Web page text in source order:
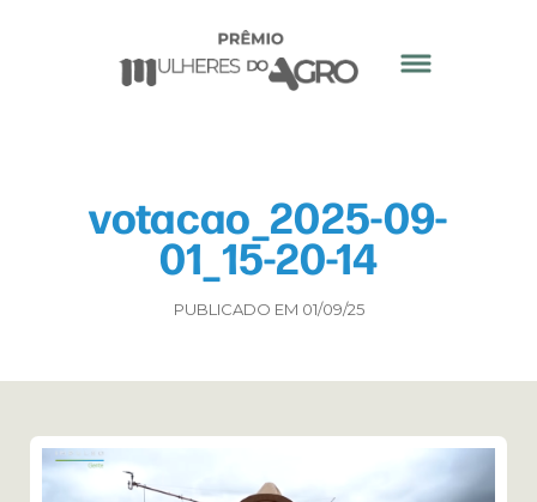
votacao_2025-09-
01_15-20-14
PUBLICADO EM 01/09/25